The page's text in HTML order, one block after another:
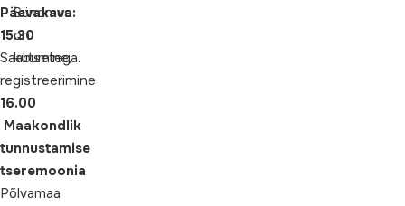
Päevakava:
15.30
Saabumine,
registreerimine
16.00
Maakondlik
tunnustamise
tseremoonia
Põlvamaa
Sündmus
on
kutsetega.